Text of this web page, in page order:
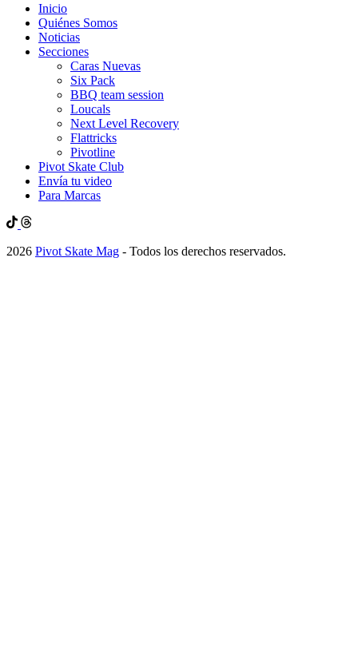
Inicio
Quiénes Somos
Noticias
Secciones
Caras Nuevas
Six Pack
BBQ team session
Loucals
Next Level Recovery
Flattricks
Pivotline
Pivot Skate Club
Envía tu video
Para Marcas
2026 Pivot Skate Mag - Todos los derechos reservados.